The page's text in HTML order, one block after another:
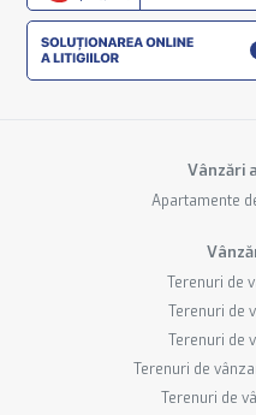
Vânzări
Apartamente
Terenuri de
Terenuri de
Terenuri de
Terenuri de
Terenuri de